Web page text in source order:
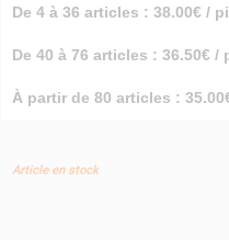
De 4 à 36 articles : 38.00€ /
De 40 à 76 articles : 36.50€ /
À partir de 80 articles :
Article en stock